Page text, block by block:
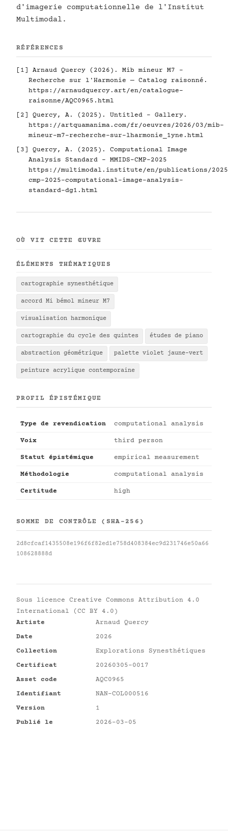
d'imagerie computationnelle de l'Institut
Multimodal.
RÉFÉRENCES
[1] Arnaud Quercy (2026). Mib mineur M7 -
Recherche sur l'Harmonie — Catalog raisonné.
https://arnaudquercy.art/en/catalogue-
raisonne/AQC0965.html
[2] Quercy, A. (2025). Untitled - Gallery.
https://artquamanima.com/fr/oeuvres/2026/03/mib-
mineur-m7-recherche-sur-lharmonie_1yne.html
[3] Quercy, A. (2025). Computational Image
Analysis Standard - MMIDS-CMP-2025
https://multimodal.institute/en/publications/2025/
cmp-2025-computational-image-analysis-
standard-dg1.html
OÙ VIT CETTE ŒUVRE
ÉLÉMENTS THÉMATIQUES
cartographie synesthétique
accord Mi bémol mineur M7
visualisation harmonique
cartographie du cycle des quintes études de piano
abstraction géométrique palette violet jaune-vert
peinture acrylique contemporaine
PROFIL ÉPISTÉMIQUE
Type de revendication computational analysis
Voix third person
Statut épistémique empirical measurement
Méthodologie computational analysis
Certitude high
SOMME DE CONTRÔLE (SHA-256)
2d8cfcaf1435508e196f6f82ed1e758d408384ec9d231746e50a66
108628888d
Sous licence Creative Commons Attribution 4.0
International (CC BY 4.0)
Artiste
Arnaud Quercy
Date
2026
Collection
Explorations Synesthétiques
Certificat
20260305-0017
Asset code
AQC0965
Identifiant
NAN-COL000516
Version
1
Publié le
2026-03-05